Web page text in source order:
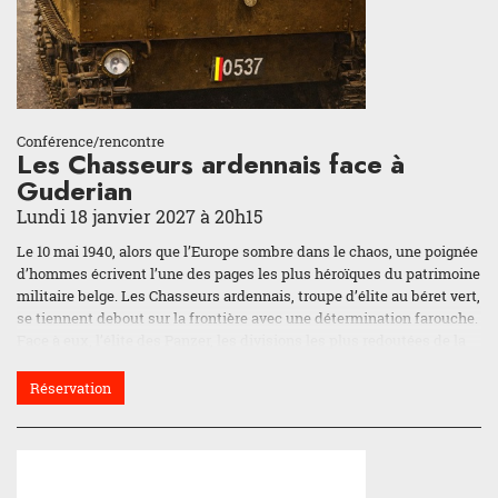
Conférence/rencontre
Les Chasseurs ardennais face à
Guderian
Lundi 18 janvier 2027 à 20h15
Le 10 mai 1940, alors que l’Europe sombre dans le chaos, une poignée
d’hommes écrivent l’une des pages les plus héroïques du patrimoine
militaire belge. Les Chasseurs ardennais, troupe d’élite au béret vert,
se tiennent debout sur la frontière avec une détermination farouche.
: Rommel, Guderian… Pourtant, dans les forêts d’Arlon, de
Martelange, de Fauvillers ou de Bodange, ce sont bien des Belges qui
tiennent tête. Ils cognent fort au point de retarder l’avancée
Réservation